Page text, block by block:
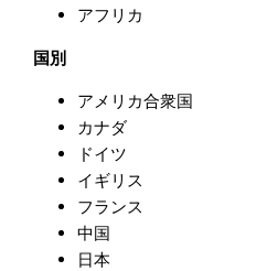
アフリカ
国別
アメリカ合衆国
カナダ
ドイツ
イギリス
フランス
中国
日本